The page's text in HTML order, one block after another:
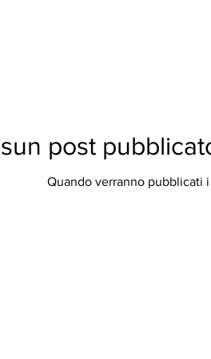
post
Quando verranno pubblicati